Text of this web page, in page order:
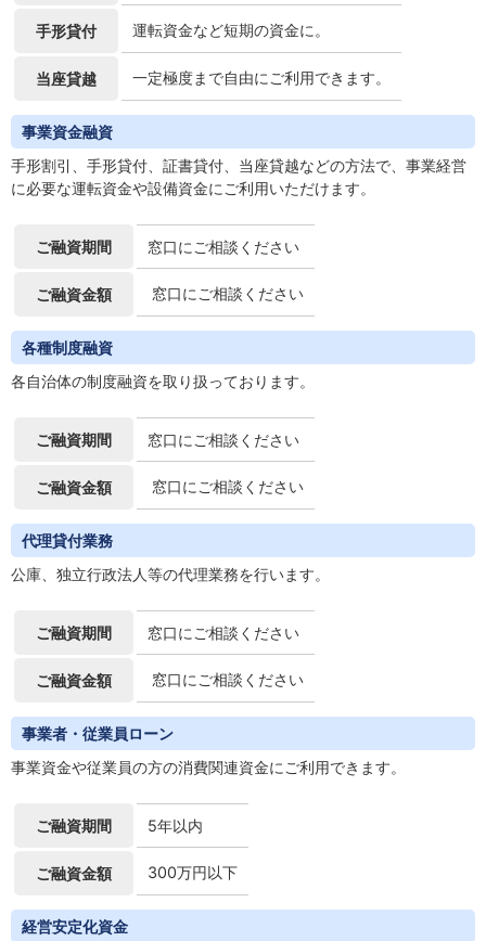
手形貸付 運転資金など短期の資金に。
当座貸越 一定極度まで自由にご利用できます。
事業資金融資
手形割引、手形貸付、証書貸付、当座貸越などの方法で、事業経営
に必要な運転資金や設備資金にご利用いただけます。
ご融資期間 窓口にご相談ください
ご融資金額 窓口にご相談ください
各種制度融資
各自治体の制度融資を取り扱っております。
ご融資期間 窓口にご相談ください
ご融資金額 窓口にご相談ください
代理貸付業務
公庫、独立行政法人等の代理業務を行います。
ご融資期間 窓口にご相談ください
ご融資金額 窓口にご相談ください
事業者・従業員ローン
事業資金や従業員の方の消費関連資金にご利用できます。
ご融資期間 5年以内
ご融資金額 300万円以下
経営安定化資金